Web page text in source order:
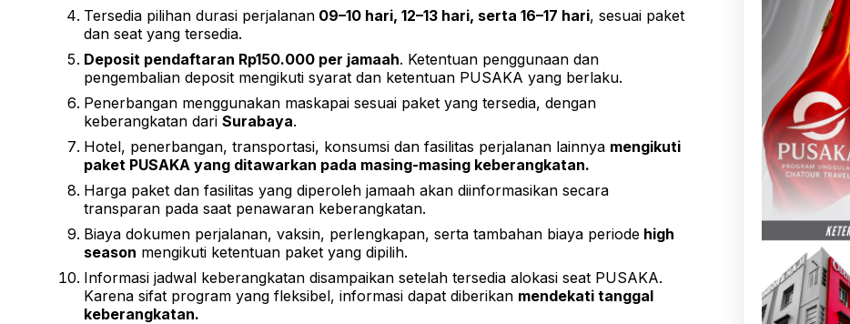
Tersedia pilihan durasi perjalanan 09–10 hari, 12–13 hari, serta 16–17 hari, sesuai paket
dan seat yang tersedia.
Deposit pendaftaran Rp150.000 per jamaah. Ketentuan penggunaan dan
pengembalian deposit mengikuti syarat dan ketentuan PUSAKA yang berlaku.
Penerbangan menggunakan maskapai sesuai paket yang tersedia, dengan
keberangkatan dari Surabaya.
Hotel, penerbangan, transportasi, konsumsi dan fasilitas perjalanan lainnya mengikuti
paket PUSAKA yang ditawarkan pada masing-masing keberangkatan.
Harga paket dan fasilitas yang diperoleh jamaah akan diinformasikan secara
transparan pada saat penawaran keberangkatan.
Biaya dokumen perjalanan, vaksin, perlengkapan, serta tambahan biaya periode high
season mengikuti ketentuan paket yang dipilih.
Informasi jadwal keberangkatan disampaikan setelah tersedia alokasi seat PUSAKA.
Karena sifat program yang fleksibel, informasi dapat diberikan mendekati tanggal
keberangkatan.